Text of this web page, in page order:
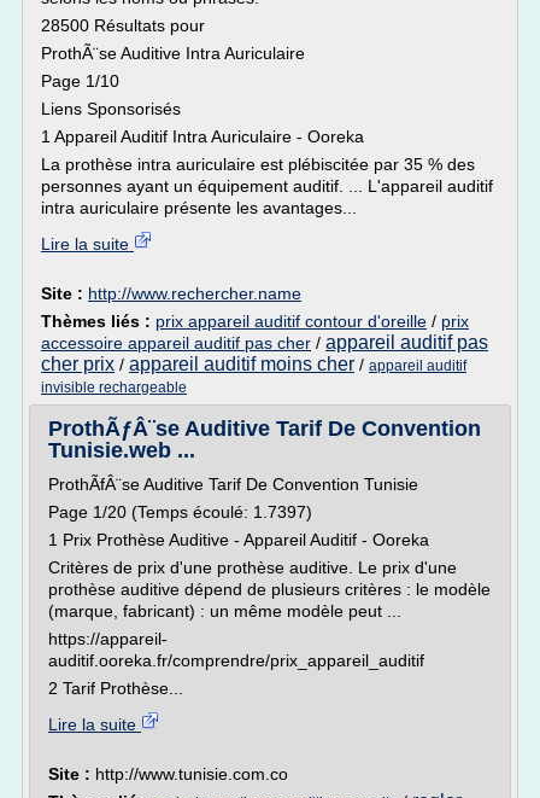
28500 Résultats pour
ProthÃ¨se Auditive Intra Auriculaire
Page 1/10
Liens Sponsorisés
1 Appareil Auditif Intra Auriculaire - Ooreka
La prothèse intra auriculaire est plébiscitée par 35 % des
personnes ayant un équipement auditif. ... L'appareil auditif
intra auriculaire présente les avantages...
Lire la suite
Site : http://www.rechercher.name
Thèmes liés : prix appareil auditif contour d'oreille / prix
accessoire appareil auditif pas cher / appareil auditif pas
cher prix / appareil auditif moins cher / appareil auditif
invisible rechargeable
ProthÃƒÂ¨se Auditive Tarif De Convention
Tunisie.web ...
ProthÃfÂ¨se Auditive Tarif De Convention Tunisie
Page 1/20 (Temps écoulé: 1.7397)
1 Prix Prothèse Auditive - Appareil Auditif - Ooreka
Critères de prix d'une prothèse auditive. Le prix d'une
prothèse auditive dépend de plusieurs critères : le modèle
(marque, fabricant) : un même modèle peut ...
https://appareil-
auditif.ooreka.fr/comprendre/prix_appareil_auditif
2 Tarif Prothèse...
Lire la suite
Site : http://www.tunisie.com.co